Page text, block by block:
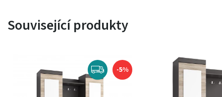
Související produkty
-5%